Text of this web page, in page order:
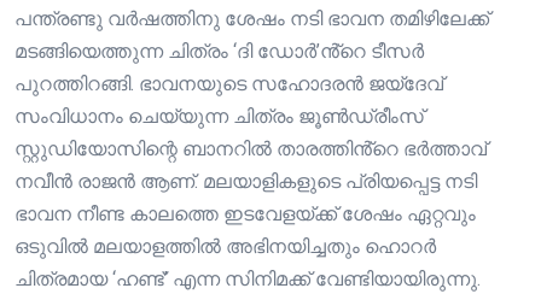
പന്ത്രണ്ടു വർഷത്തിനു ശേഷം നടി ഭാവന തമിഴിലേക്ക്
മടങ്ങിയെത്തുന്ന ചിത്രം ‘ദി ഡോർ’ൻ്റെ ടീസർ
പുറത്തിറങ്ങി. ഭാവനയുടെ സഹോദരൻ ജയ്‌ദേവ്
സംവിധാനം ചെയ്യുന്ന ചിത്രം ജൂൺഡ്രീംസ്
സ്റ്റുഡിയോസിന്റെ ബാനറിൽ താരത്തിൻ്റെ ഭർത്താവ്
നവീൻ രാജൻ ആണ്. മലയാളികളുടെ പ്രിയപ്പെട്ട നടി
ഭാവന നീണ്ട കാലത്തെ ഇടവേളയ്ക്ക് ശേഷം ഏറ്റവും
ഒടുവിൽ മലയാളത്തിൽ അഭിനയിച്ചതും ഹൊറർ
ചിത്രമായ ‘ഹണ്ട്’ എന്ന സിനിമക്ക് വേണ്ടിയായിരുന്നു.